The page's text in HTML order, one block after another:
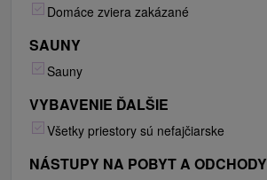
Domáce zviera zakázané
SAUNY
Sauny
VYBAVENIE ĎALŠIE
Všetky priestory sú nefajčiarske
NÁSTUPY NA POBYT A ODCHODY